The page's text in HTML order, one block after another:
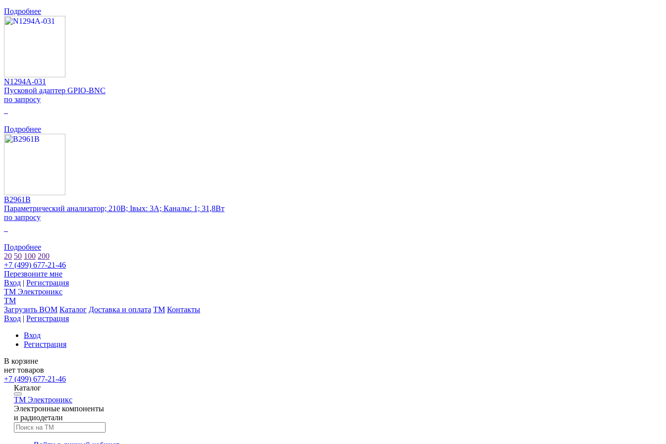
Подробнее
N1294A-031
Пусковой адаптер GPIO-BNC
по запросу
Подробнее
B2961B
Параметрический анализатор; 210В; Iвых: 3А; Каналы: 1; 31,8Вт
по запросу
Подробнее
20 50 100 200
+7 (499) 677-21-46
Перезвоните мне
Вход | Регистрация
TM Электроникс
TM
Загрузить BOM Каталог Доставка и оплата TM Контакты
Вход | Регистрация
Вход
Регистрация
В корзине
нет товаров
+7 (499) 677-21-46
Каталог
TM Электроникс
Электронные компоненты
и радиодетали